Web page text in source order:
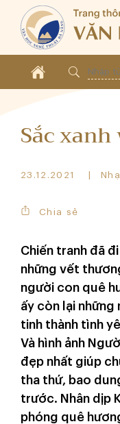
Sắc
23.12.2021
Chia sẻ
Chiến tranh đã
những vết
người con quê
ấy còn lại những
tinh thành tình
Và hình ảnh
đẹp nhất giúp
tha thứ, bao
trước. Nhân dịp
phóng quê